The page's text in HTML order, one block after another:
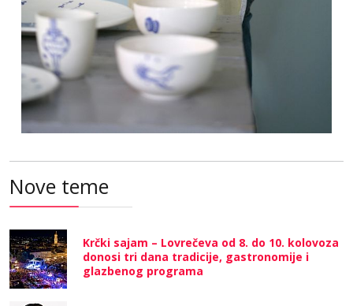
Nove teme
Krčki sajam – Lovrečeva od 8. do 10. kolovoza
donosi tri dana tradicije, gastronomije i
glazbenog programa